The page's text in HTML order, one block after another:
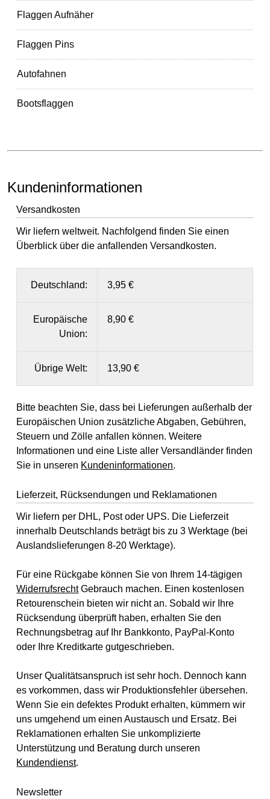
Flaggen Aufnäher
Flaggen Pins
Autofahnen
Bootsflaggen
Kundeninformationen
Versandkosten
Wir liefern weltweit. Nachfolgend finden Sie einen
Überblick über die anfallenden Versandkosten.
Deutschland: 3,95 €
Europäische
Union:
8,90 €
Übrige Welt: 13,90 €
Bitte beachten Sie, dass bei Lieferungen außerhalb der
Europäischen Union zusätzliche Abgaben, Gebühren,
Steuern und Zölle anfallen können. Weitere
Informationen und eine Liste aller Versandländer finden
Sie in unseren Kundeninformationen.
Lieferzeit, Rücksendungen und Reklamationen
Wir liefern per DHL, Post oder UPS. Die Lieferzeit
innerhalb Deutschlands beträgt bis zu 3 Werktage (bei
Auslandslieferungen 8-20 Werktage).
Für eine Rückgabe können Sie von Ihrem 14-tägigen
WiderrufsrechtGebrauch machen. Einen kostenlosen
Retourenschein bieten wir nicht an. Sobald wir Ihre
Rücksendung überprüft haben, erhalten Sie den
Rechnungsbetrag auf Ihr Bankkonto, PayPal-Konto
oder Ihre Kreditkarte gutgeschrieben.
Unser Qualitätsanspruch ist sehr hoch. Dennoch kann
es vorkommen, dass wir Produktionsfehler übersehen.
Wenn Sie ein defektes Produkt erhalten, kümmern wir
uns umgehend um einen Austausch und Ersatz. Bei
Reklamationen erhalten Sie unkomplizierte
Unterstützung und Beratung durch unseren
Kundendienst.
Newsletter